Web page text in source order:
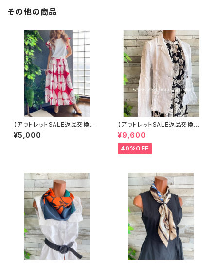
その他の商品
【アウトレットSALE返品交換不
可8/20まで】イタリア製インポ
ート セットアップドレス｜ロング
¥5,000
【アウトレットSALE返品交換不
可8/20まで】イタリア製サマー
ジャケット｜Made in ITALY｜
リネン麻 飾りエリ ジャケット/ホ
ワイト
¥9,600
40%OFF